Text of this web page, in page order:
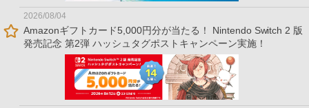
2026/08/04
Amazonギフトカード5,000円分が当たる！ Nintendo Switch 2 版
発売記念 第2弾 ハッシュタグポストキャンペーン実施！